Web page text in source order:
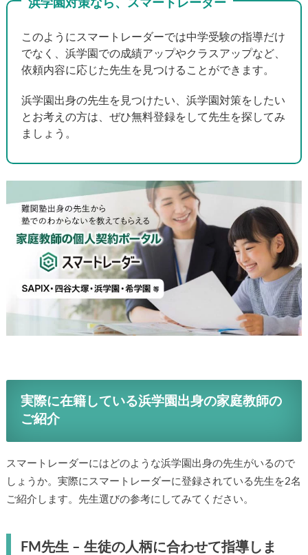
浜学園対策なら、スマートレーダー
このようにスマートレーダーでは中学受験の指導だけ
でなく、浜学園での成績アップやクラスアップなど、
依頼内容に応じた先生を見つけることができます。
浜学園出身の先生を見つけたい、浜学園対策をしたい
とお考えの方は、ぜひ無料登録をして先生を探してみ
ましょう。
実際に在籍している浜学園出身の家庭教師の
ご紹介
スマートレーダーにはどのような浜学園出身の先生がいるので
しょうか。実際にスマートレーダーに登録されている先生を2名
ご紹介します。先生選びの参考にしてみてください。
FM先生 – 生徒の人柄に合わせて指導しま